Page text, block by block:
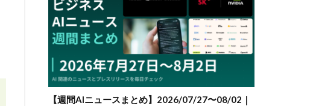
【週間AIニュースまとめ】2026/07/27〜08/02｜